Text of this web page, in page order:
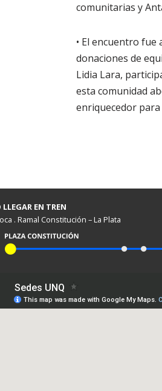
comunitarias y
• El encuentro
donaciones de
Lidia Lara,
esta comunidad
enriquecedor
EN TREN
. Ramal Constitución – La Plata